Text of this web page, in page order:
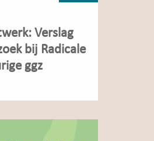
Verslag
bij Radicale
ggz